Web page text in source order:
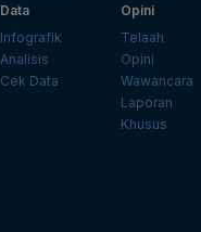
Data
Infografik
Analisis
Cek Data
Opini
Telaah
Opini
Wawancara
Laporan
Khusus